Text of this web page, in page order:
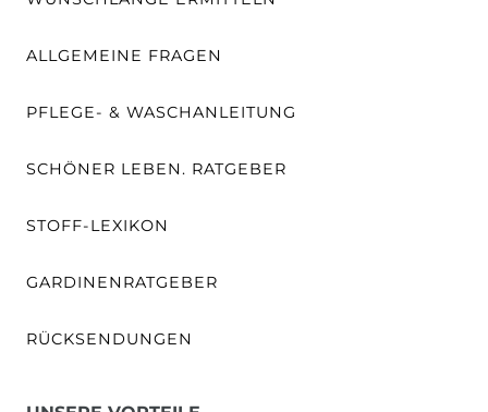
ALLGEMEINE FRAGEN
PFLEGE- & WASCHANLEITUNG
SCHÖNER LEBEN. RATGEBER
STOFF-LEXIKON
GARDINENRATGEBER
RÜCKSENDUNGEN